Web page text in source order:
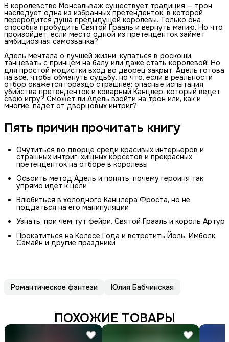
В королевстве Монсальваж существует традиция — трон
наследует одна из избранных претенденток, в которой
переродится душа предыдущей королевы. Только она
способна пробудить Святой Грааль и вернуть магию. Но что
произойдет, если место одной из претенденток займет
амбициозная самозванка?
Адель мечтала о лучшей жизни: купаться в роскоши,
танцевать с принцем на балу или даже стать королевой! Но
для простой модистки вход во дворец закрыт. Адель готова
на все, чтобы обмануть судьбу, но что, если в реальности
отбор окажется гораздо страшнее: опасные испытания,
убийства претенденток и коварный Канцлер, который ведет
свою игру? Сможет ли Адель взойти на трон или, как и
многие, падет от дворцовых интриг?
Пять причин прочитать книгу
Очутиться во дворце среди красивых интерьеров и
страшных интриг, хищных корсетов и прекрасных
претенденток на отборе в королевы
Освоить метод Адель и понять, почему героиня так
упрямо идет к цели
Влюбиться в холодного Канцлера Фроста, но не
поддаться на его манипуляции
Узнать, при чем тут фейри, Святой Грааль и король Артур
Прокатиться на Колесе Года и встретить Йоль, Имболк,
Самайн и другие праздники
Романтическое фэнтези Юлия Бабчинская
ПОХОЖИЕ ТОВАРЫ